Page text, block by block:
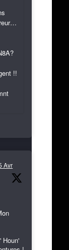
!!
Avr
Houn'